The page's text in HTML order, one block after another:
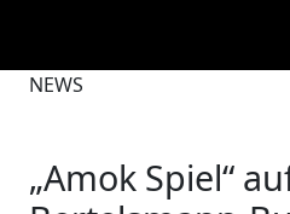
NEWS
„Amok Spiel“